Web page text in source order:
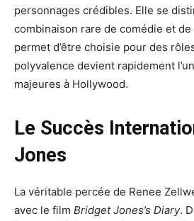
personnages crédibles. Elle se
combinaison rare de comédie et
permet d’être choisie pour des
polyvalence devient rapidement
majeures à Hollywood.
Le Succès
Jones
La véritable percée de Renee
avec le film Bridget Jones’s Diary.